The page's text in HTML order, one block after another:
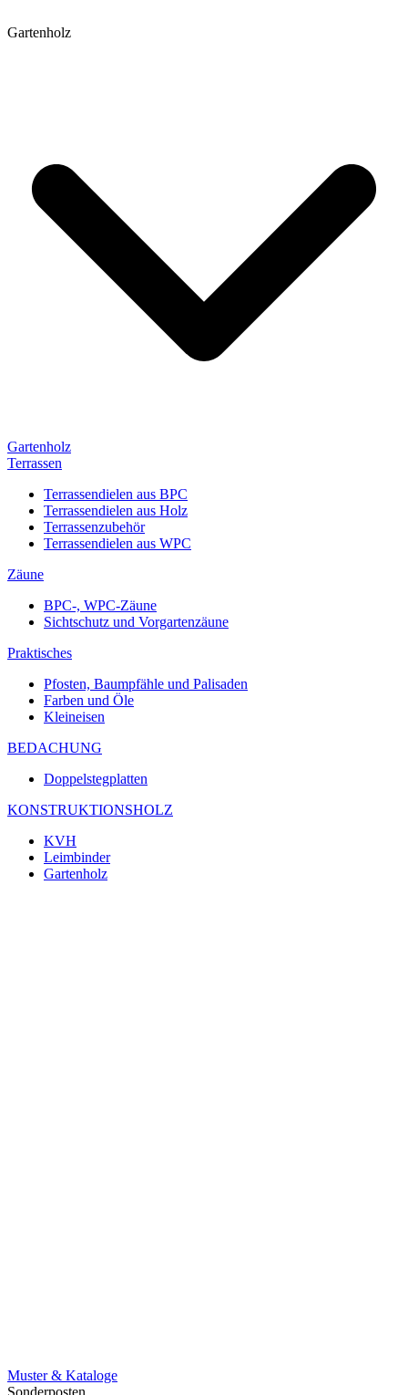
Gartenholz
Gartenholz
Terrassen
Terrassendielen aus BPC
Terrassendielen aus Holz
Terrassenzubehör
Terrassendielen aus WPC
Zäune
BPC-, WPC-Zäune
Sichtschutz und Vorgartenzäune
Praktisches
Pfosten, Baumpfähle und Palisaden
Farben und Öle
Kleineisen
BEDACHUNG
Doppelstegplatten
KONSTRUKTIONSHOLZ
KVH
Leimbinder
Gartenholz
Muster & Kataloge
Sonderposten